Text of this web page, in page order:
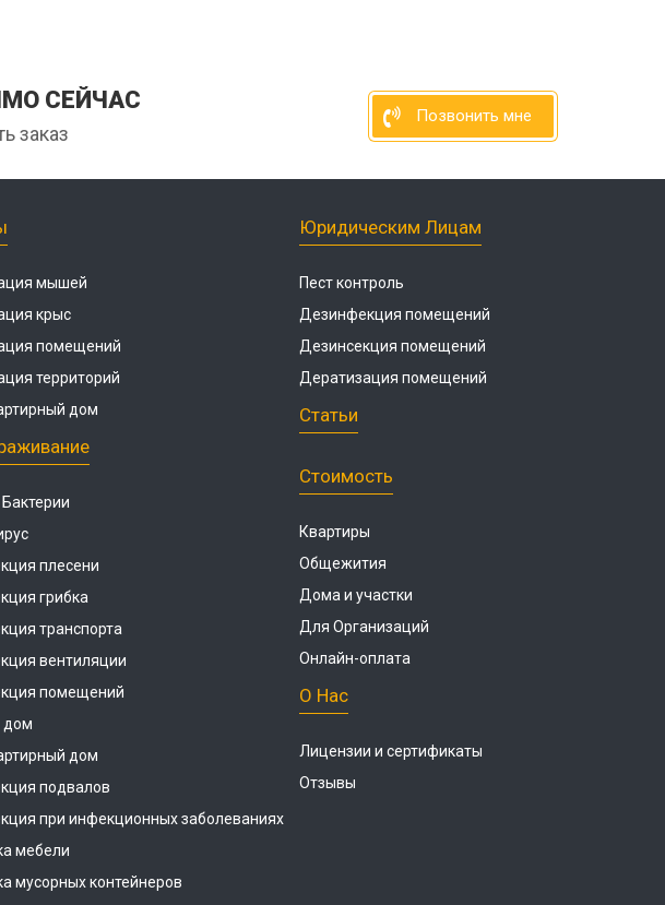
СЕЙЧАС
заказ
Позвонить мне
мышей
крыс
помещений
территорий
дом
плесени
грибка
транспорта
вентиляции
помещений
дом
дом
подвалов
при инфекционных заболеваниях
мебели
мусорных контейнеров
Юридическим Лицам
Пест контроль
Дезинфекция помещений
Дезинсекция помещений
Дератизация помещений
Статьи
Стоимость
Квартиры
Общежития
Дома и участки
Для Организаций
Онлайн-оплата
О Нас
Лицензии и сертификаты
Отзывы